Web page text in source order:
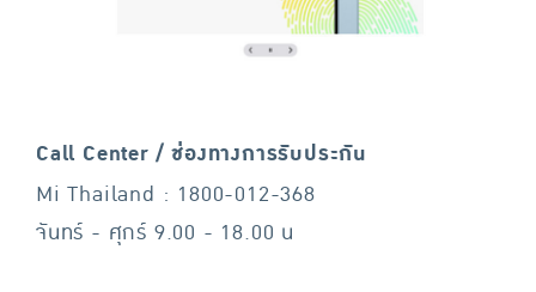
Call Center / ช่องทางการรับประกัน
Mi Thailand : 1800-012-368
จันทร์ - ศุกร์ 9.00 - 18.00 น